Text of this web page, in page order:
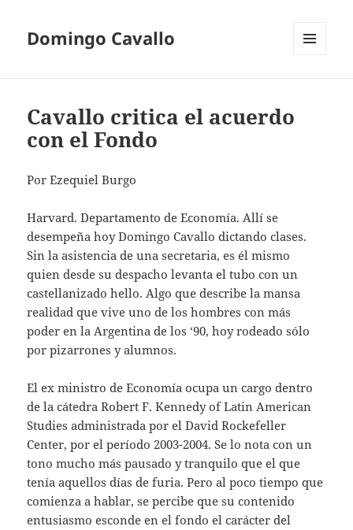
Domingo Cavallo
Cavallo critica el acuerdo
con el Fondo
Por Ezequiel Burgo
Harvard. Departamento de Economía. Allí se
desempeña hoy Domingo Cavallo dictando clases.
Sin la asistencia de una secretaria, es él mismo
quien desde su despacho levanta el tubo con un
castellanizado hello. Algo que describe la mansa
realidad que vive uno de los hombres con más
poder en la Argentina de los ‘90, hoy rodeado sólo
por pizarrones y alumnos.
El ex ministro de Economía ocupa un cargo dentro
de la cátedra Robert F. Kennedy of Latin American
Studies administrada por el David Rockefeller
Center, por el período 2003-2004. Se lo nota con un
tono mucho más pausado y tranquilo que el que
tenía aquellos días de furia. Pero al poco tiempo que
comienza a hablar, se percibe que su contenido
entusiasmo esconde en el fondo el carácter del